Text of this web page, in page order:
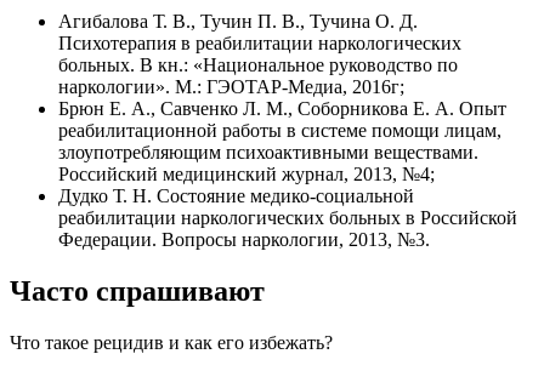
Агибалова Т. В., Тучин П. В., Тучина О. Д.
Психотерапия в реабилитации наркологических
больных. В кн.: «Национальное руководство по
наркологии». М.: ГЭОТАР-Медиа, 2016г;
Брюн Е. А., Савченко Л. М., Соборникова Е. А. Опыт
реабилитационной работы в системе помощи лицам,
злоупотребляющим психоактивными веществами.
Российский медицинский журнал, 2013, №4;
Дудко Т. Н. Состояние медико-социальной
реабилитации наркологических больных в Российской
Федерации. Вопросы наркологии, 2013, №3.
Часто спрашивают
Что такое рецидив и как его избежать?